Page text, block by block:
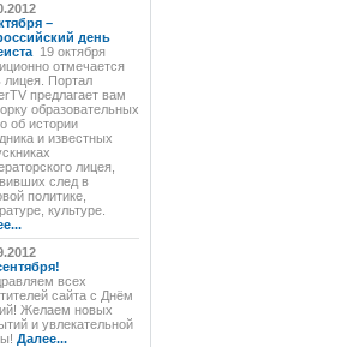
–
день
19 октября
отмечается
лицея. Портал
предлагает вам
образовательных
об истории
и известных
лицея,
след в
политике,
культуре.
всех
сайта с Днём
Желаем новых
и увлекательной
Далее...